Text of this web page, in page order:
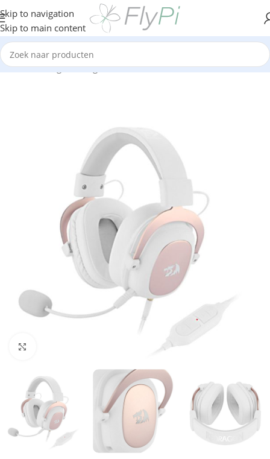
Skip to navigation
Skip to main content
Home/Gaming/Gaming headset